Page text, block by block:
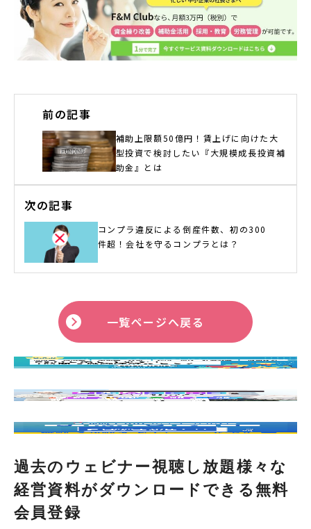
前の記事
補助上限額50億円！賃上げに向けた大
型投資で検討したい『大規模成長投資補
助金』とは
次の記事
コンプラ違反による倒産件数、初の300
件超！会社を守るコンプラとは？
一覧ページへ戻る
過去のウェビナー視聴し放題様々な
経営資料がダウンロードできる無料
会員登録